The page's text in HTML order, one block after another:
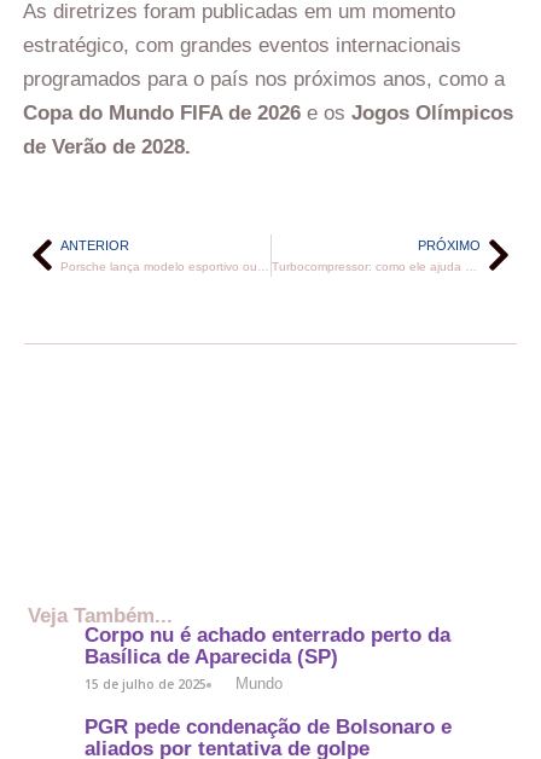
As diretrizes foram publicadas em um momento
estratégico, com grandes eventos internacionais
programados para o país nos próximos anos, como a
Copa do Mundo FIFA de 2026 e os Jogos Olímpicos
de Verão de 2028.
ANTERIOR PRÓXIMO
Veja Também...
Corpo nu é achado enterrado perto da
Basílica de Aparecida (SP)
15 de julho de 2025 Mundo
PGR pede condenação de Bolsonaro e
aliados por tentativa de golpe